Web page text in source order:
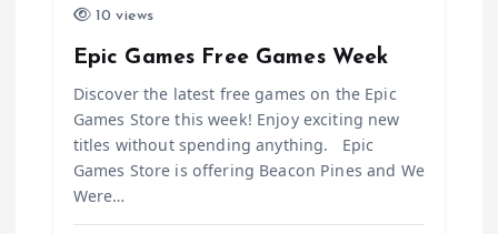
10 views
Epic Games Free Games Week
Discover the latest free games on the Epic
Games Store this week! Enjoy exciting new
titles without spending anything. Epic
Games Store is offering Beacon Pines and We
Were…